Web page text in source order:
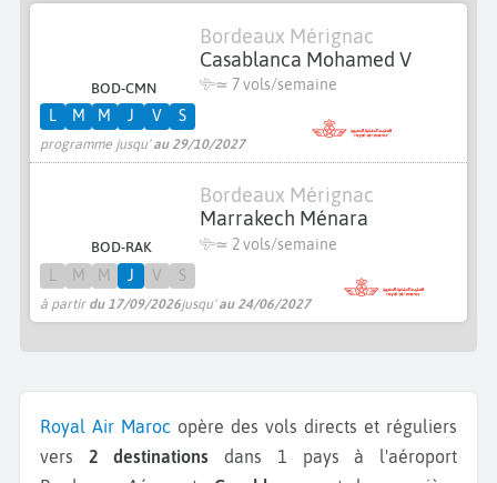
BOD-CMN
Bordeaux Mérignac
Casablanca Mohamed V
≃ 7 vols/semaine
programme jusqu'au 29/10/2027
L M M J V S
BOD-RAK
Bordeaux Mérignac
Marrakech Ménara
≃ 2 vols/semaine
à partir du 17/09/2026jusqu'au 24/06/2027
M M J V S
Royal Air Maroc opère des vols directs et réguliers
vers 2 destinations dans 1 pays à l'aéroport